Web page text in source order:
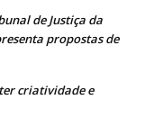
de Justiça da
propostas de
criatividade e